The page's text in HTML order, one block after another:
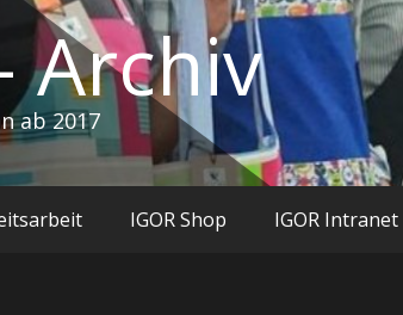
Archiv
ab 2017
IGOR Shop IGOR Intranet